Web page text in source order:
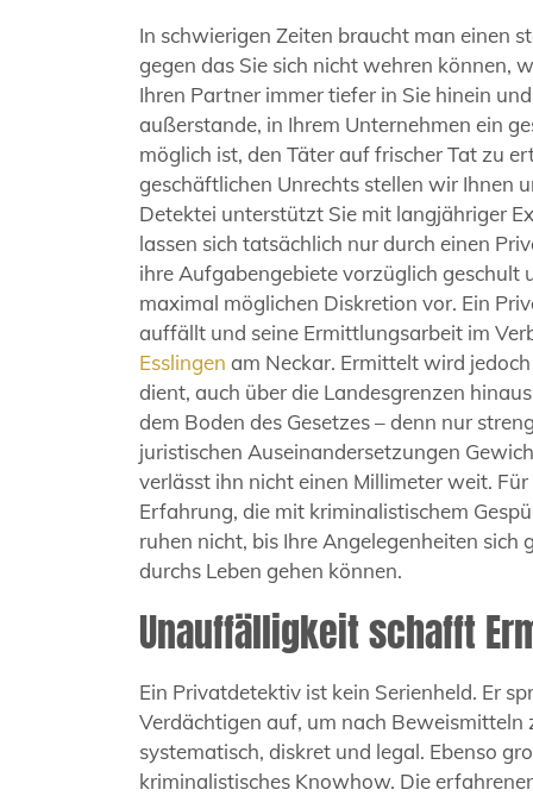
In schwierigen Zeiten braucht man einen
gegen das Sie sich nicht wehren können,
Ihren Partner immer tiefer in Sie hinein
außerstande, in Ihrem Unternehmen ein
möglich ist, den Täter auf frischer Tat zu
geschäftlichen Unrechts stellen wir Ihnen
Detektei unterstützt Sie mit langjähriger
lassen sich tatsächlich nur durch einen
ihre Aufgabengebiete vorzüglich geschult
maximal möglichen Diskretion vor. Ein
auffällt und seine Ermittlungsarbeit im
Esslingen am Neckar. Ermittelt wird
dient, auch über die Landesgrenzen
dem Boden des Gesetzes – denn nur
juristischen Auseinandersetzungen
verlässt ihn nicht einen Millimeter weit.
Erfahrung, die mit kriminalistischem
ruhen nicht, bis Ihre Angelegenheiten
durchs Leben gehen können.
Unauffälligkeit schafft
Ein Privatdetektiv ist kein Serienheld. Er
Verdächtigen auf, um nach
systematisch, diskret und legal. Ebenso
kriminalistisches Knowhow. Die